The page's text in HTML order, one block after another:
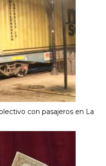
con pasajeros en La